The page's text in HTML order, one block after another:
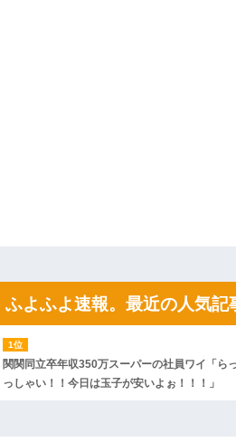
兄嫁「正月に帰るから、ゲームと、
とけよ」寝起きの私「知るかボケ」兄
【悲報】 有吉、一般人に「ド正論」
義父「事故を起こす前に免許を返そ
ハードオフに売っていた4万4000円
私「ちょっと、人の家の金庫触らな
たから、開けてみようとしただけ☆』
私「初めて飲む味だけどなんのお茶
wwwwwwwwwwww
【悲報】佐藤輝明・・・２軍でも盛大
れ
ふよふよ速報。最近の人気記
関関同立卒年収350万スーパーの社員ワイ「ら
っしゃい！！今日は玉子が安いよぉ！！！」